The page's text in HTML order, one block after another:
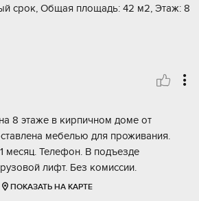
срок, Общая площадь: 42 м2, Этаж: 8
8 этаже в кирпичном доме от
мебелью для проживания.
месяц. Телефон. В подъезде
лифт. Без комиссии.
ПОКАЗАТЬ НА КАРТЕ